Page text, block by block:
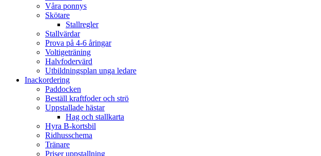
Våra ponnys
Skötare
Stallregler
Stallvärdar
Prova på 4-6 åringar
Voltigeträning
Halvfodervärd
Utbildningsplan unga ledare
Inackordering
Paddocken
Beställ kraftfoder och strö
Uppstallade hästar
Hag och stallkarta
Hyra B-kortsbil
Ridhusschema
Tränare
Priser uppstallning